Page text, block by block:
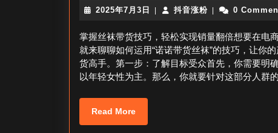
带
货
丝
袜
2025年7月3日
2025
7
月
3
日
抖音涨粉抖
涨
粉
0
掌握丝袜带货技巧，轻松实现销量翻倍想要在电
就来聊聊如何运用“诺诺带货丝袜”的技巧，让你
货高手。第一步：了解目标受众首先，你需要明
以年轻女性为主。那么，你就要针对这部分人群
Read MoreRead
More